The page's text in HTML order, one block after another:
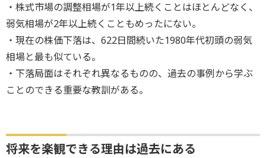
・株式市場の調整相場が1年以上続くことはほとんどなく、
弱気相場が2年以上続くこともめったにない。
・現在の株価下落は、622日間続いた1980年代初頭の弱気
相場と最も似ている。
・下落局面はそれぞれ異なるものの、過去の事例から学ぶ
ことのできる重要な教訓がある。
将来を楽観できる理由は過去にある